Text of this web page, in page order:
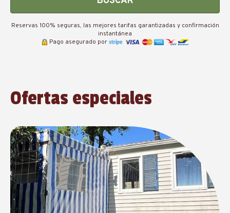
Reservas 100% seguras, las mejores tarifas garantizadas y confirmación
instantánea
Pago asegurado por
Ofertas especiales